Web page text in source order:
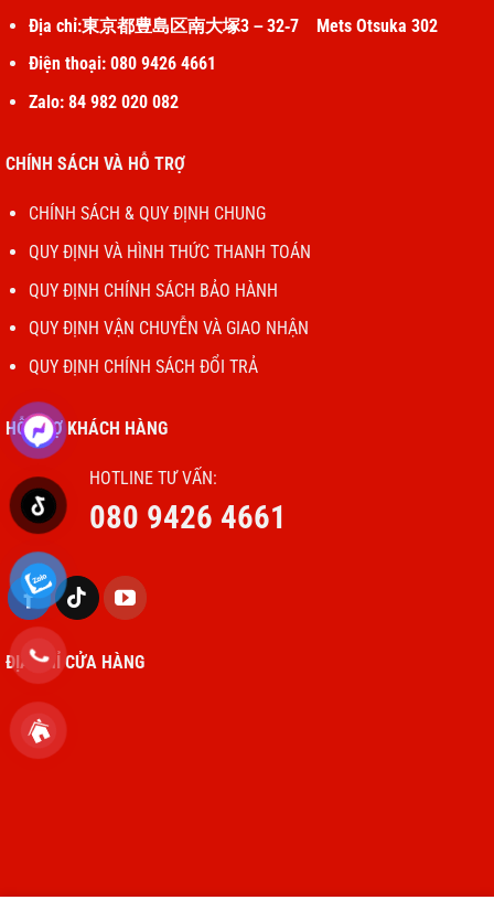
Địa chỉ:東京都豊島区南大塚3－32‐7 Mets Otsuka 302
Điện thoại: 080 9426 4661
Zalo: 84 982 020 082
CHÍNH SÁCH VÀ HỖ TRỢ
CHÍNH SÁCH & QUY ĐỊNH CHUNG
QUY ĐỊNH VÀ HÌNH THỨC THANH TOÁN
QUY ĐỊNH CHÍNH SÁCH BẢO HÀNH
QUY ĐỊNH VẬN CHUYỄN VÀ GIAO NHẬN
QUY ĐỊNH CHÍNH SÁCH ĐỔI TRẢ
HỖ TRỢ KHÁCH HÀNG
HOTLINE TƯ VẤN:
080 9426 4661
ĐỊA CHỈ CỬA HÀNG